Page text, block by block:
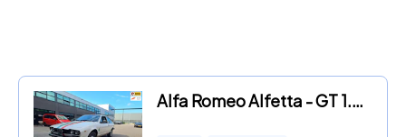
Alfa Romeo Alfetta - GT 1.6 - klaar voor rally's